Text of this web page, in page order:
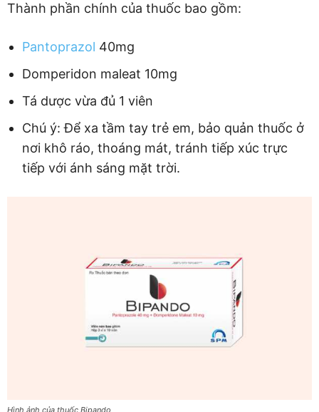
Thành phần chính của thuốc bao gồm:
Pantoprazol 40mg
Domperidon maleat 10mg
Tá dược vừa đủ 1 viên
Chú ý: Để xa tầm tay trẻ em, bảo quản thuốc ở
nơi khô ráo, thoáng mát, tránh tiếp xúc trực
tiếp với ánh sáng mặt trời.